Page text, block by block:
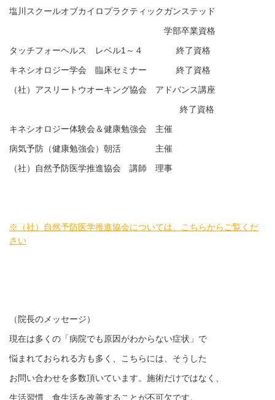
塩川スクールオブカイロプラクティックガンステッド
学部卒業資格
タッチフォーヘルス レベル1～４ 終了資格
キネシオロジー学会 臨床セミナー 終了資格
（社）アスリートウオーキング協会 アドバンス講座
終了資格
キネシオロジー体験会＆健康勉強会 主催
病気予防（健康勉強会）朝活 主催
（社）自然予防医学推進協会 講師 理事
※（社）自然予防医学推進協会については、こちらからご覧くだ
さい
（院長のメッセージ）
現在は多くの「病院でも原因がわからない症状」で
悩まれておられる方も多く、こちらには、そうした
お問い合わせを多数頂いています。施術だけではなく、
生活習慣、食生活を改善することが不可欠です。